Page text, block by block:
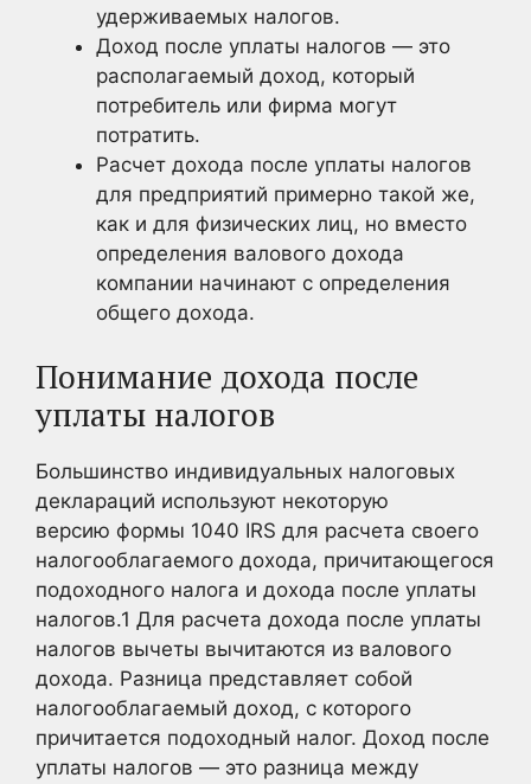
удерживаемых налогов.
Доход после уплаты налогов — это
располагаемый доход, который
потребитель или фирма могут
потратить.
Расчет дохода после уплаты налогов
для предприятий примерно такой же,
как и для физических лиц, но вместо
определения валового дохода
компании начинают с определения
общего дохода.
Понимание дохода после
уплаты налогов
Большинство индивидуальных налоговых
деклараций используют некоторую
версию формы 1040 IRS для расчета своего
налогооблагаемого дохода, причитающегося
подоходного налога и дохода после уплаты
налогов.1 Для расчета дохода после уплаты
налогов вычеты вычитаются из валового
дохода. Разница представляет собой
налогооблагаемый доход, с которого
причитается подоходный налог. Доход после
уплаты налогов — это разница между